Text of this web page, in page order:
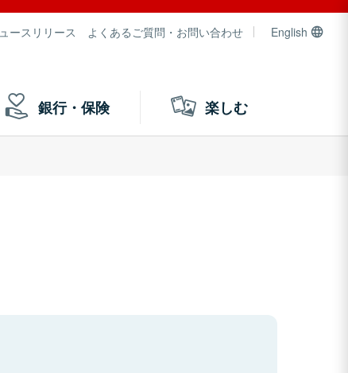
ースリリース よくあるご質問・お問い合わせ English
銀行・保険 楽しむ